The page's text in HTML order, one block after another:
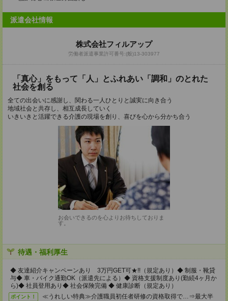
派遣会社情報
株式会社フィルアップ
労働者派遣事業許可番号:(般)13-303977
「真心」をもって「人」とふれあい「調和」のとれた
社会を創る
全ての出会いに感謝し、関わる一人ひとりと誠実に向き合う
地域社会と共存し、相互成長していく
いきいきと活躍できる介護の現場を創り、喜びを心から分かち合う
お会いできるのを心よりお待ちしておりま
す。
待遇・福利厚生
◆ 友達紹介キャンペーンあり 3万円GET可★!!（規定あり）◆ 制服・靴貸
与◆ 車・バイク通勤OK（派遣先による）◆ 資格支援制度あり(勤続4ヶ月か
ら)◆ 社員登用あり◆ 社会保険完備 ◆ 健康診断（規定あり）
ポイント！
≪うれしい特典≫介護職員初任者研修の資格取得で…⇒最大半